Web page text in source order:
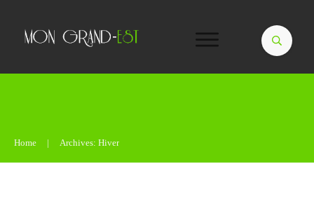
Home | Archives: Hiver